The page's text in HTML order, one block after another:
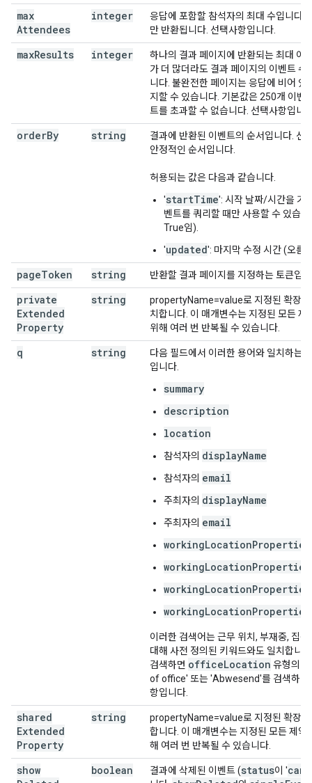
max
Attendees
integer
응답에 포함할 참석자의 최대 수입니다.
만 반환됩니다. 선택사항입니다.
maxResults integer
하나의 결과 페이지에 반환되는 최대 이
가 더 많더라도 결과 페이지의 이벤트
니다. 불완전한 페이지는 응답에 비어 있
지할 수 있습니다. 기본값은 250개 이벤
트를 초과할 수 없습니다. 선택사항입니
orderBy string
결과에 반환된 이벤트의 순서입니다. 선
안정적인 순서입니다.
허용되는 값은 다음과 같습니다.
'startTime': 시작 날짜/시간을 기
벤트를 쿼리할 때만 사용할 수 있습
True임).
'updated': 마지막 수정 시간 (오름
pageToken string 반환할 결과 페이지를 지정하는 토큰입
private
Extended
Property
string
propertyName=value로 지정된 확장
치합니다. 이 매개변수는 지정된 모든
위해 여러 번 반복될 수 있습니다.
q string
다음 필드에서 이러한 용어와 일치하는
입니다.
summary
description
location
참석자의 displayName
참석자의 email
주최자의 displayName
주최자의 email
이러한 검색어는 근무 위치, 부재중, 집
대해 사전 정의된 키워드와도 일치합니
검색하면 officeLocation 유형의
of office' 또는 'Abwesend'를 검색하면
항입니다.
shared
Extended
Property
string
propertyName=value로 지정된 확장
합니다. 이 매개변수는 지정된 모든 제
해 여러 번 반복될 수 있습니다.
show
boolean 결과에 삭제된 이벤트 (status이 '